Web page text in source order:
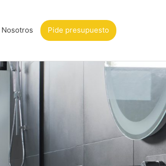
Nosotros Pide presupuesto